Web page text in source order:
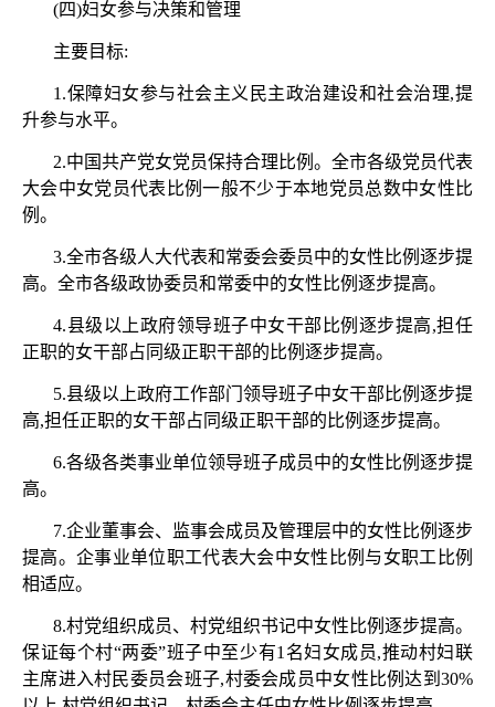
(四)妇女参与决策和管理
主要目标:
1.保障妇女参与社会主义民主政治建设和社会治理,提
升参与水平。
2.中国共产党女党员保持合理比例。全市各级党员代表
大会中女党员代表比例一般不少于本地党员总数中女性比
例。
3.全市各级人大代表和常委会委员中的女性比例逐步提
高。全市各级政协委员和常委中的女性比例逐步提高。
4.县级以上政府领导班子中女干部比例逐步提高,担任
正职的女干部占同级正职干部的比例逐步提高。
5.县级以上政府工作部门领导班子中女干部比例逐步提
高,担任正职的女干部占同级正职干部的比例逐步提高。
6.各级各类事业单位领导班子成员中的女性比例逐步提
高。
7.企业董事会、监事会成员及管理层中的女性比例逐步
提高。企事业单位职工代表大会中女性比例与女职工比例
相适应。
8.村党组织成员、村党组织书记中女性比例逐步提高。
保证每个村“两委”班子中至少有1名妇女成员,推动村妇联
主席进入村民委员会班子,村委会成员中女性比例达到30%